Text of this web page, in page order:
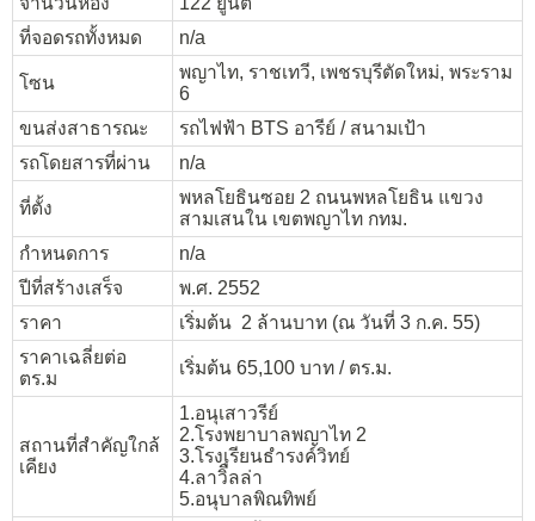
ที่จอดรถทั้งหมด
n/a
โซน
พญาไท, ราชเทวี, เพชรบุรีตัดใหม่, พระราม
6
ขนส่งสาธารณะ
รถไฟฟ้า BTS อารีย์ / สนามเป้า
รถโดยสารที่ผ่าน
n/a
ที่ตั้ง
พหลโยธินซอย 2 ถนนพหลโยธิน แขวง
สามเสนใน เขตพญาไท กทม.
กำหนดการ
n/a
ปีที่สร้างเสร็จ
พ.ศ. 2552
ราคา
เริ่มต้น 2 ล้านบาท (ณ วันที่ 3 ก.ค. 55)
ราคาเฉลี่ยต่อ
ตร.ม
เริ่มต้น 65,100 บาท / ตร.ม.
สถานที่สำคัญใกล้
เคียง
1.อนุเสาวรีย์
2.โรงพยาบาลพญาไท 2
3.โรงเรียนธำรงค์วิทย์
4.ลาวิืลล่า
5.อนุบาลพิณทิพย์